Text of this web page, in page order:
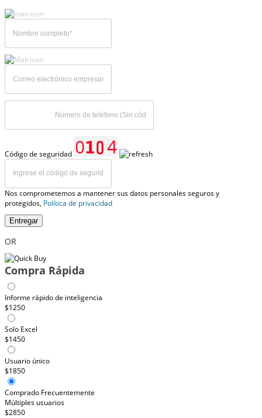
Código de seguridad
Nos comprometemos a mantener sus datos personales seguros y
protegidos, Política de privacidad
Entregar
OR
Compra Rápida
Informe rápido de inteligencia
$1250
Solo Excel
$1450
Usuario único
$1850
Comprado Frecuentemente
Múltiples usuarios
$2850